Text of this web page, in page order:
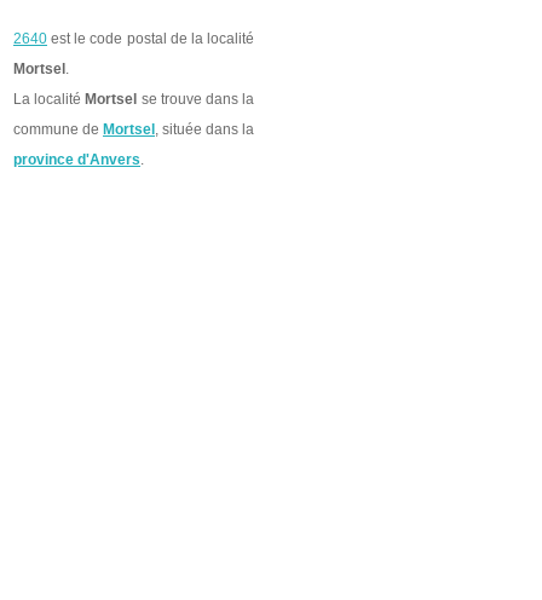
2640 est le code postal de la localité
Mortsel .
La localité Mortsel se trouve dans la
commune de Mortsel , située dans la
province d'Anvers.